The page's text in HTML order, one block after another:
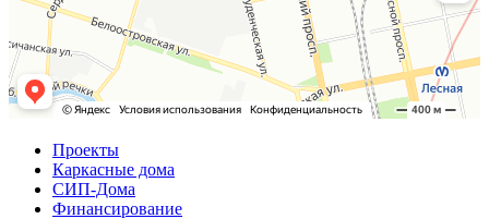
Проекты
Каркасные дома
СИП-Дома
Финансирование